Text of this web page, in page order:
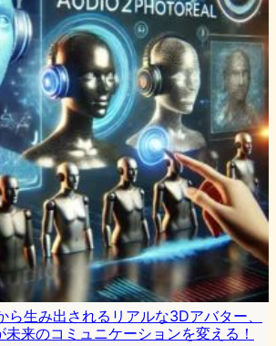
生み出されるリアルな3Dアバター、
来のコミュニケーションを変える！